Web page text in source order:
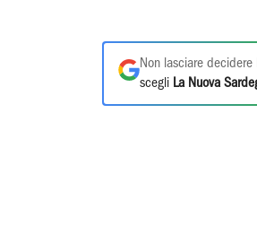
Non lasciare decidere
scegli La Nuova